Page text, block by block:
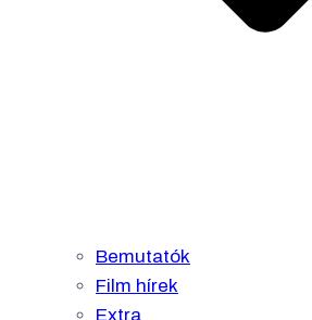
Bemutatók
Film hírek
Extra